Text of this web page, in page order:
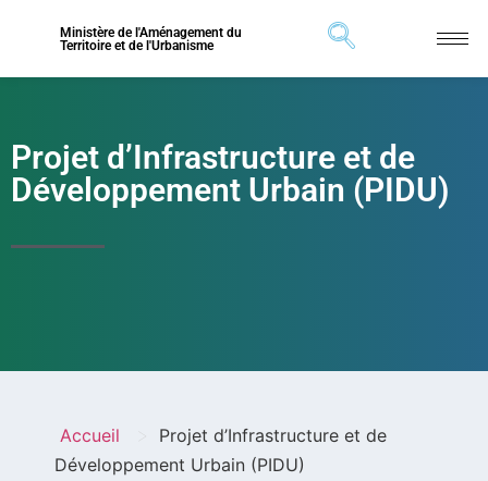
Ministère de l'Aménagement du
Territoire et de l'Urbanisme
Projet d’Infrastructure et de
Développement Urbain (PIDU)
Accueil
Projet d’Infrastructure et de
Développement Urbain (PIDU)